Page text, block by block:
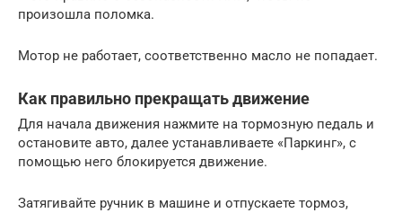
произошла поломка.
Мотор не работает, соответственно масло не попадает.
Как правильно прекращать движение
Для начала движения нажмите на тормозную педаль и
остановите авто, далее устанавливаете «Паркинг», с
помощью него блокируется движение.
Затягивайте ручник в машине и отпускаете тормоз,